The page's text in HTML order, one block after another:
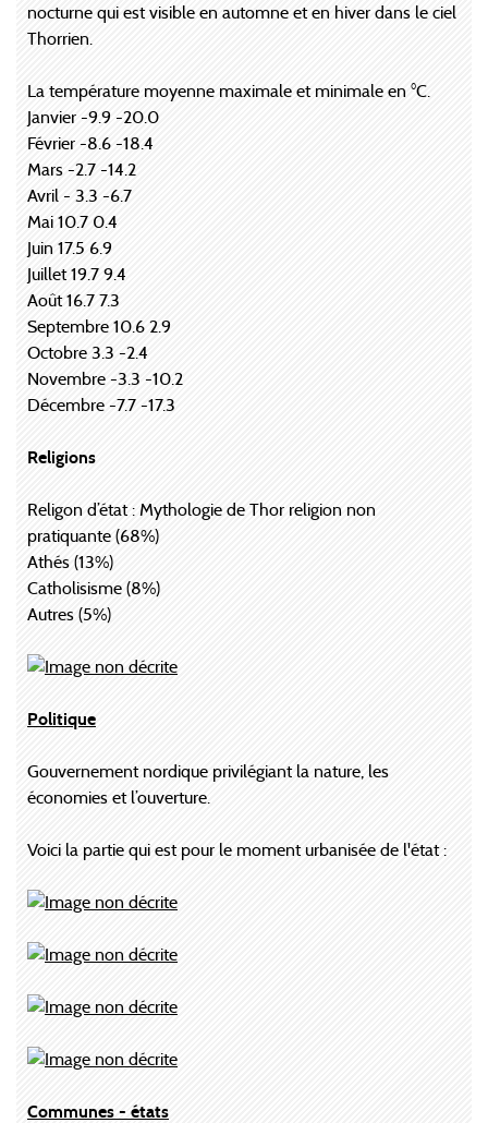
nocturne qui est visible en automne et en hiver dans le ciel
Thorrien.
La température moyenne maximale et minimale en °C.
Janvier -9.9 -20.0
Février -8.6 -18.4
Mars -2.7 -14.2
Avril - 3.3 -6.7
Mai 10.7 0.4
Juin 17.5 6.9
Juillet 19.7 9.4
Août 16.7 7.3
Septembre 10.6 2.9
Octobre 3.3 -2.4
Novembre -3.3 -10.2
Décembre -7.7 -17.3
Religions
Religon d’état : Mythologie de Thor religion non
pratiquante (68%)
Athés (13%)
Catholisisme (8%)
Autres (5%)
Politique
Gouvernement nordique privilégiant la nature, les
économies et l’ouverture.
Voici la partie qui est pour le moment urbanisée de l'état :
Communes - états